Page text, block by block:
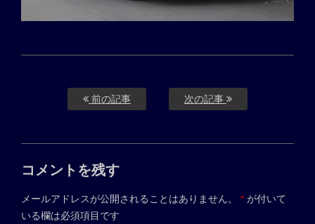
前の記事 次の記事
コメントを残す
メールアドレスが公開されることはありません。 * が付いて
いる欄は必須項目です